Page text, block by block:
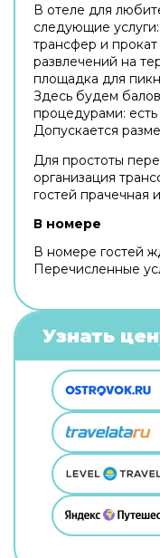
В отеле для
следующие
трансфер и
развлечений на
площадка для
Здесь будем
процедурами:
Допускается
Для простоты
организация
гостей прачечная
В номере
В номере гостей
Перечисленные
Узнать